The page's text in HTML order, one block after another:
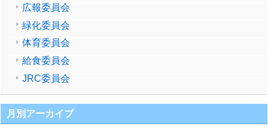
広報委員会
緑化委員会
体育委員会
給食委員会
JRC委員会
月別アーカイブ